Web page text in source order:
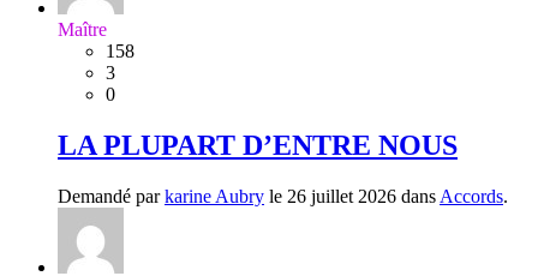
Maître
158
3
0
LA PLUPART D’ENTRE NOUS
Demandé parkarine Aubry le 26 juillet 2026 dans Accords.